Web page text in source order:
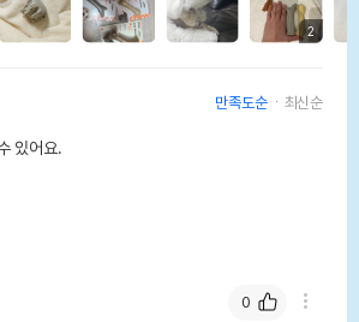
기한이 최소 2026.12.05이거나 그 이후인
출고됩니다.
2
만족도순 최신순
있어요.
0